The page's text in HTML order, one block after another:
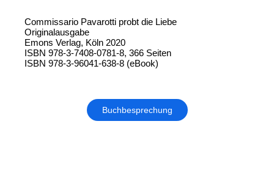
Commissario Pavarotti probt die Liebe
Originalausgabe
Emons Verlag, Köln 2020
ISBN 978-3-7408-0781-8, 366 Seiten
ISBN 978-3-96041-638-8 (eBook)
Buchbesprechung